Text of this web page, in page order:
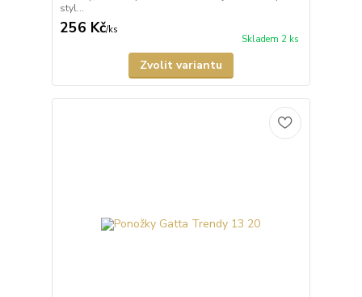
styl...
256 Kč/ks
Skladem 2 ks
Zvolit variantu